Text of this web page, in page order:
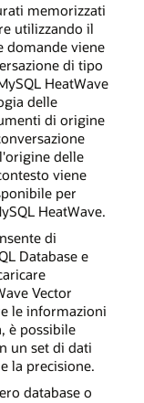
memorizzati
utilizzando il
domande viene
di tipo
HeatWave
delle
di origine
delle
viene
per
HeatWave.
di
Database e
Vector
le informazioni
è possibile
un set di dati
la precisione.
database o